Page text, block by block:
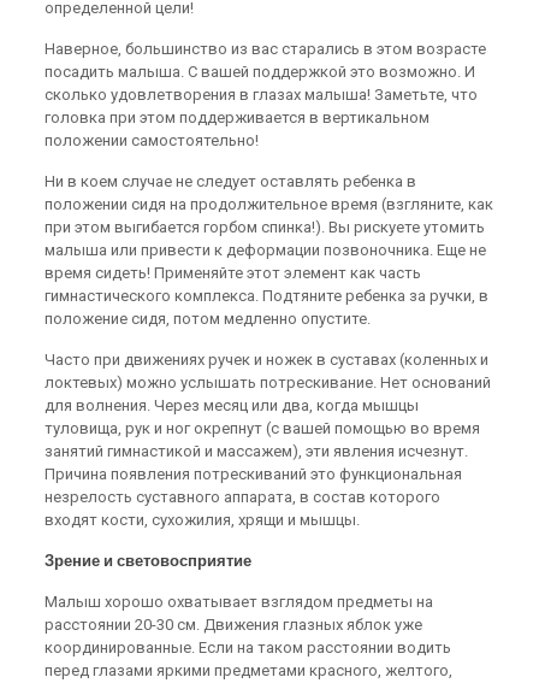
определенной цели!
Наверное, большинство из вас старались в этом возрасте
посадить малыша. С вашей поддержкой это возможно. И
сколько удовлетворения в глазах малыша! Заметьте, что
головка при этом поддерживается в вертикальном
положении самостоятельно!
Ни в коем случае не следует оставлять ребенка в
положении сидя на продолжительное время (взгляните, как
при этом выгибается горбом спинка!). Вы рискуете утомить
малыша или привести к деформации позвоночника. Еще не
время сидеть! Применяйте этот элемент как часть
гимнастического комплекса. Подтяните ребенка за ручки, в
положение сидя, потом медленно опустите.
Часто при движениях ручек и ножек в суставах (коленных и
локтевых) можно услышать потрескивание. Нет оснований
для волнения. Через месяц или два, когда мышцы
туловища, рук и ног окрепнут (с вашей помощью во время
занятий гимнастикой и массажем), эти явления исчезнут.
Причина появления потрескиваний это функциональная
незрелость суставного аппарата, в состав которого
входят кости, сухожилия, хрящи и мышцы.
Зрение и световосприятие
Малыш хорошо охватывает взглядом предметы на
расстоянии 20-30 см. Движения глазных яблок уже
координированные. Если на таком расстоянии водить
перед глазами яркими предметами красного, желтого,